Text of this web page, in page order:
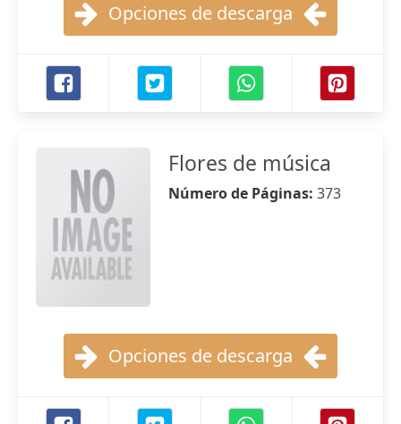
Opciones de descarga
Flores de música
Número de Páginas: 373
Opciones de descarga